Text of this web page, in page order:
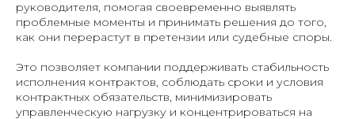
руководителя, помогая своевременно выявлять
проблемные моменты и принимать решения до того,
как они перерастут в претензии или судебные споры.
Это позволяет компании поддерживать стабильность
исполнения контрактов, соблюдать сроки и условия
контрактных обязательств, минимизировать
управленческую нагрузку и концентрироваться на